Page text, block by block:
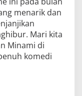
menarik dan
Mari kita
Minami di
komedi